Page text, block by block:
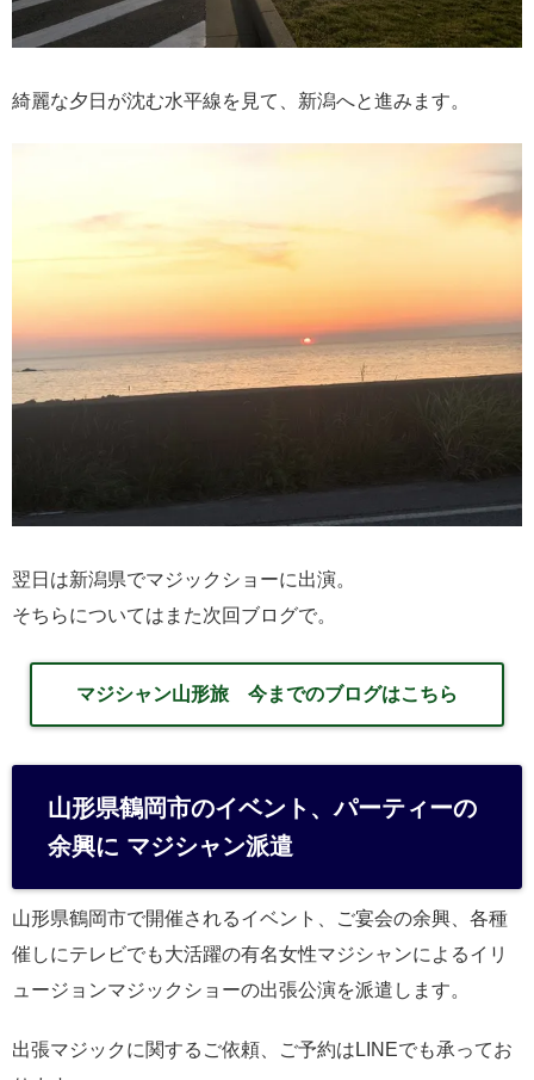
綺麗な夕日が沈む水平線を見て、新潟へと進みます。
翌日は新潟県でマジックショーに出演。
そちらについてはまた次回ブログで。
マジシャン山形旅 今までのブログはこちら
山形県鶴岡市のイベント、パーティーの
余興に マジシャン派遣
山形県鶴岡市で開催されるイベント、ご宴会の余興、各種
催しにテレビでも大活躍の有名女性マジシャンによるイリ
ュージョンマジックショーの出張公演を派遣します。
出張マジックに関するご依頼、ご予約はLINEでも承ってお